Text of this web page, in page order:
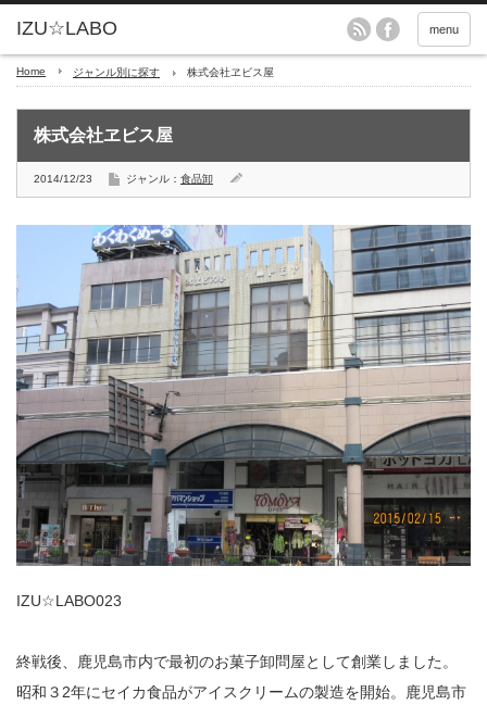
menu
Home ジャンル別に探す 株式会社ヱビス屋
株式会社ヱビス屋
2014/12/23 ジャンル： 食品卸
IZU☆LABO023
終戦後、鹿児島市内で最初のお菓子卸問屋として創業しました。
昭和３2年にセイカ食品がアイスクリームの製造を開始。鹿児島市